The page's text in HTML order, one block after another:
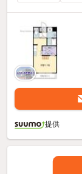
提供